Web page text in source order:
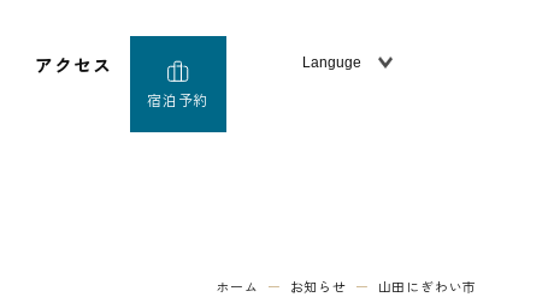
アクセス
宿泊予約
ホーム お知らせ 山田にぎわい市